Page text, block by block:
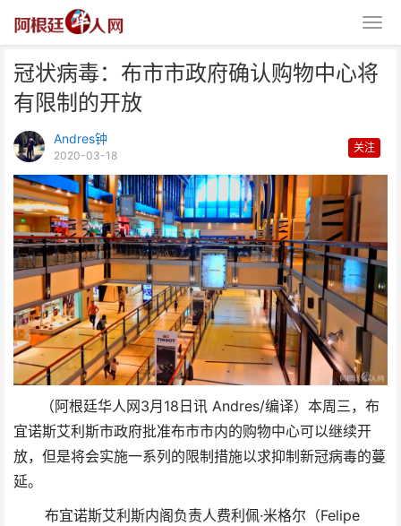
冠状病毒：布市市政府确认购物中心将
有限制的开放
Andres钟
2020-03-18
关注
（阿根廷华人网3月18日讯 Andres/编译）本周三，布
宜诺斯艾利斯市政府批准布市市内的购物中心可以继续开
放，但是将会实施一系列的限制措施以求抑制新冠病毒的蔓
延。
布宜诺斯艾利斯内阁负责人费利佩·米格尔（Felipe
冠状病毒：布市市政府确认购物中
心将有限制的开放